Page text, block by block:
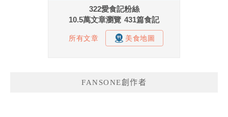
FANSONE創作者